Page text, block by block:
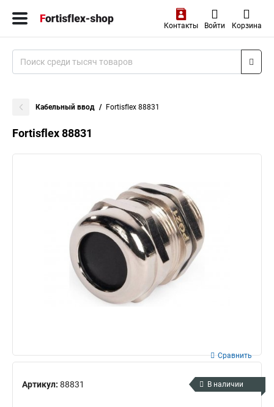
Контакты Войти Корзина
Кабельный ввод Fortisflex 88831
Fortisflex 88831
Артикул: 88831
Сравнить
В наличии